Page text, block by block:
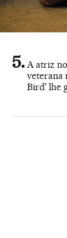
A atriz
veterana
Bird' lhe